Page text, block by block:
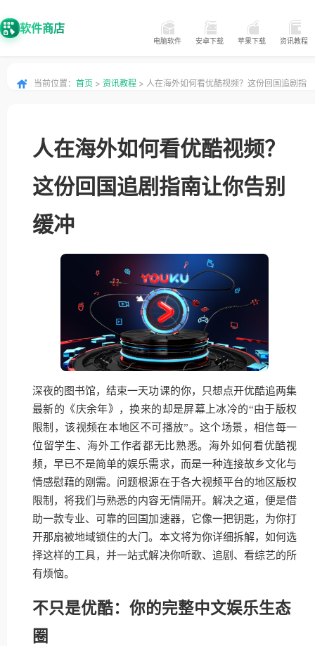
软件商店
电脑软件 安卓下载 苹果下载 资讯教程
当前位置： 首页 > 资讯教程 > 人在海外如何看优酷视频？这份回国追剧指
人在海外如何看优酷视频？
这份回国追剧指南让你告别
缓冲
深夜的图书馆，结束一天功课的你，只想点开优酷追两集
最新的《庆余年》，换来的却是屏幕上冰冷的“由于版权
限制，该视频在本地区不可播放”。这个场景，相信每一
位留学生、海外工作者都无比熟悉。海外如何看优酷视
频，早已不是简单的娱乐需求，而是一种连接故乡文化与
情感慰藉的刚需。问题根源在于各大视频平台的地区版权
限制，将我们与熟悉的内容无情隔开。解决之道，便是借
助一款专业、可靠的回国加速器，它像一把钥匙，为你打
开那扇被地域锁住的大门。本文将为你详细拆解，如何选
择这样的工具，并一站式解决你听歌、追剧、看综艺的所
有烦恼。
不只是优酷：你的完整中文娱乐生态
圈